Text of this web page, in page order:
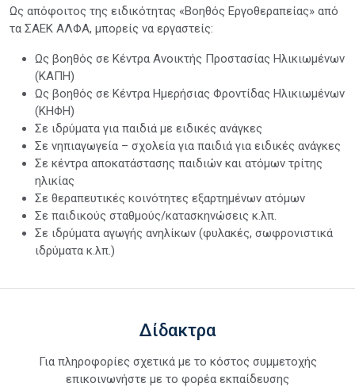
Ως απόφοιτος της ειδικότητας «Βοηθός Εργοθεραπείας» από
τα ΣΑΕΚ ΑΛΦΑ, μπορείς να εργαστείς:
Ως βοηθός σε Κέντρα Ανοικτής Προστασίας Ηλικιωμένων
(ΚΑΠΗ)
Ως βοηθός σε Κέντρα Ημερήσιας Φροντίδας Ηλικιωμένων
(ΚΗΦΗ)
Σε ιδρύματα για παιδιά με ειδικές ανάγκες
Σε νηπιαγωγεία – σχολεία για παιδιά για ειδικές ανάγκες
Σε κέντρα αποκατάστασης παιδιών και ατόμων τρίτης
ηλικίας
Σε θεραπευτικές κοινότητες εξαρτημένων ατόμων
Σε παιδικούς σταθμούς/κατασκηνώσεις κ.λπ.
Σε ιδρύματα αγωγής ανηλίκων (φυλακές, σωφρονιστικά
ιδρύματα κ.λπ.)
Δίδακτρα
Για πληροφορίες σχετικά με το κόστος συμμετοχής
επικοινωνήστε με το φορέα εκπαίδευσης